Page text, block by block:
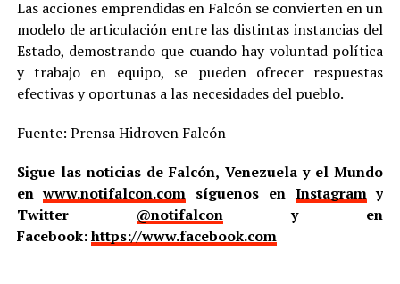
Las acciones emprendidas en Falcón se convierten en un
modelo de articulación entre las distintas instancias del
Estado, demostrando que cuando hay voluntad política
y trabajo en equipo, se pueden ofrecer respuestas
efectivas y oportunas a las necesidades del pueblo.
Fuente: Prensa Hidroven Falcón
Sigue las noticias de Falcón, Venezuela y el Mundo
enwww.notifalcon.com síguenos en Instagramy
Twitter @notifalcony en
Facebook:https://www.facebook.com